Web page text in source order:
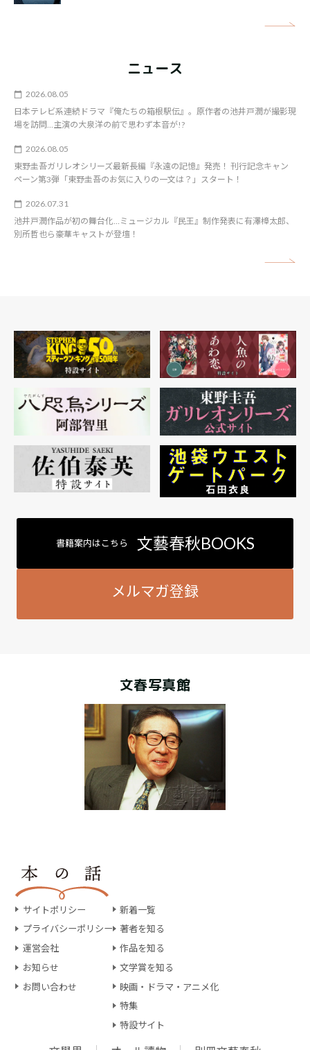
ニュース
2026.08.05
日本テレビ系連続ドラマ『俺たちの箱根駅伝』。原作者の池井戸潤が撮影現
場を訪問…主演の大泉洋の前で思わず本音が!?
2026.08.05
東野圭吾ガリレオシリーズ最新長編『永遠の記憶』発売！ 刊行記念キャン
ペーン第3弾「東野圭吾のお気に入りの一文は？」スタート！
2026.07.31
池井戸潤作品が初の舞台化…ミュージカル『民王』制作発表に有澤樟太郎、
別所哲也ら豪華キャストが登壇！
書籍案内はこちら 文藝春秋BOOKS
メルマガ登録
文春写真館
サイトポリシー
プライバシーポリシー
運営会社
お知らせ
お問い合わせ
新着一覧
著者を知る
作品を知る
文学賞を知る
映画・ドラマ・アニメ化
特集
特設サイト